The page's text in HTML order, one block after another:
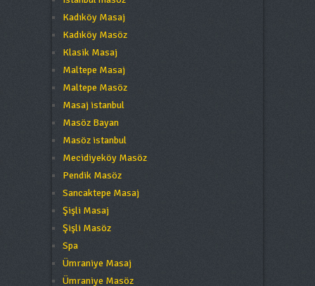
Kadıköy Masaj
Kadıköy Masöz
Klasik Masaj
Maltepe Masaj
Maltepe Masöz
Masaj istanbul
Masöz Bayan
Masöz istanbul
Mecidiyeköy Masöz
Pendik Masöz
Sancaktepe Masaj
Şişli Masaj
Şişli Masöz
Spa
Ümraniye Masaj
Ümraniye Masöz